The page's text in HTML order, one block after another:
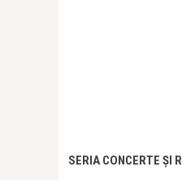
SERIA CONCERTE ȘI